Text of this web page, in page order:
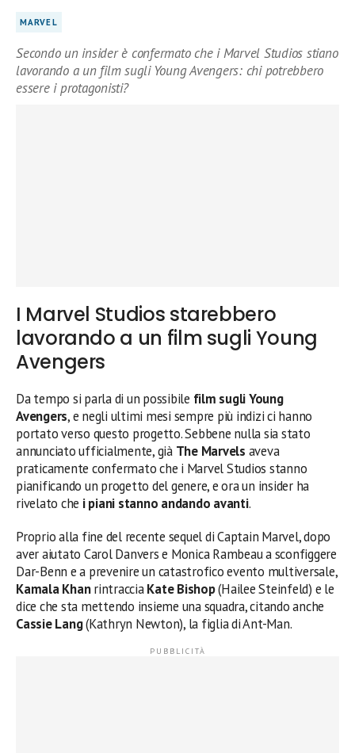
MARVEL
Secondo un insider è confermato che i Marvel Studios stiano
lavorando a un film sugli Young Avengers: chi potrebbero
essere i protagonisti?
I Marvel Studios starebbero
lavorando a un film sugli Young
Avengers
Da tempo si parla di un possibile film sugli Young
Avengers, e negli ultimi mesi sempre più indizi ci hanno
portato verso questo progetto. Sebbene nulla sia stato
annunciato ufficialmente, già The Marvels aveva
praticamente confermato che i Marvel Studios stanno
pianificando un progetto del genere, e ora un insider ha
rivelato che i piani stanno andando avanti.
Proprio alla fine del recente sequel di Captain Marvel, dopo
aver aiutato Carol Danvers e Monica Rambeau a sconfiggere
Dar-Benn e a prevenire un catastrofico evento multiversale,
Kamala KhanrintracciaKate Bishop(Hailee Steinfeld) e le
dice che sta mettendo insieme una squadra, citando anche
Cassie Lang(Kathryn Newton), la figlia di Ant-Man.